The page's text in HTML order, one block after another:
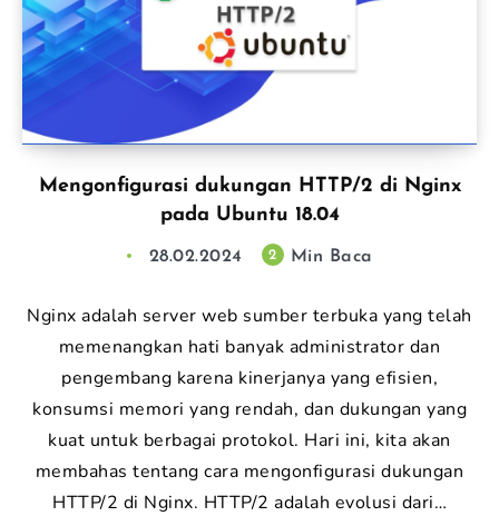
Mengonfigurasi dukungan HTTP/2 di Nginx
pada Ubuntu 18.04
28.02.2024 2 Min Baca
Nginx adalah server web sumber terbuka yang telah
memenangkan hati banyak administrator dan
pengembang karena kinerjanya yang efisien,
konsumsi memori yang rendah, dan dukungan yang
kuat untuk berbagai protokol. Hari ini, kita akan
membahas tentang cara mengonfigurasi dukungan
HTTP/2 di Nginx. HTTP/2 adalah evolusi dari…